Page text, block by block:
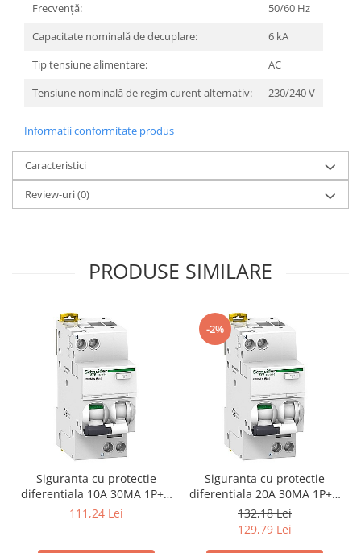
Frecvenţă:
50/60 Hz
Capacitate nominală de decuplare:
6 kA
Tip tensiune alimentare:
AC
Tensiune nominală de regim curent alternativ:
230/240 V
Informatii conformitate produs
Caracteristici
Review-uri(0)
PRODUSE SIMILARE
Siguranta cu protectie
diferentiala 10A 30MA 1P+N
SCHNEIDER A9D34610
111,24 Lei
-2%
Siguranta cu protectie
diferentiala 20A 30MA 1P+N
SCHNEIDER A9D34620
132,18 Lei
129,79 Lei